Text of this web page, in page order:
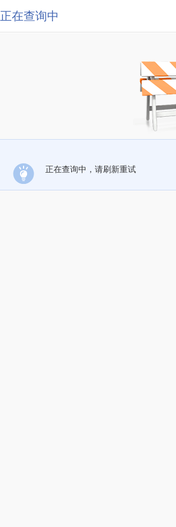
正在查询中
正在查询中，请刷新重试